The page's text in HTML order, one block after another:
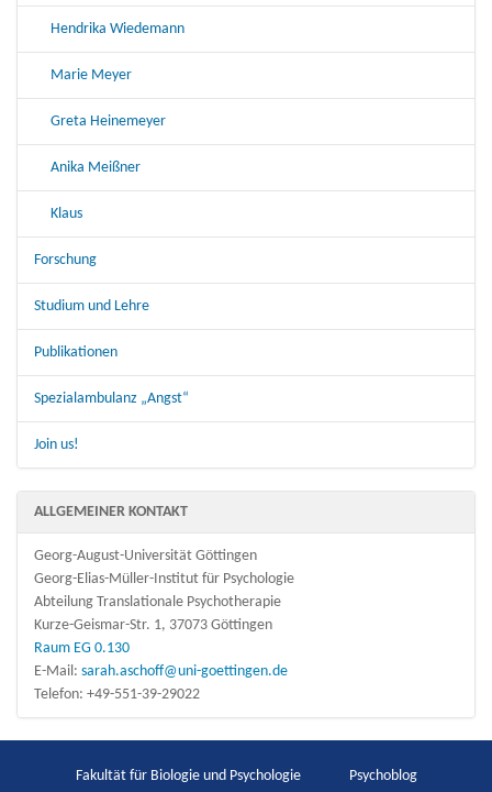
Hendrika Wiedemann
Marie Meyer
Greta Heinemeyer
Anika Meißner
Klaus
Forschung
Studium und Lehre
Publikationen
Spezialambulanz „Angst“
Join us!
ALLGEMEINER KONTAKT
Georg-August-Universität Göttingen
Georg-Elias-Müller-Institut für Psychologie
Abteilung Translationale Psychotherapie
Kurze-Geismar-Str. 1, 37073 Göttingen
Raum EG 0.130
E-Mail: sarah.aschoff@uni-goettingen.de
Telefon: +49-551-39-29022
Fakultät für Biologie und Psychologie Psychoblog